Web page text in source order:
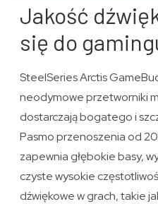
Jakość
się do
SteelSeries Arctis
neodymowe przetworniki
dostarczają bogatego i
Pasmo przenoszenia od
zapewnia głębokie basy,
czyste wysokie
dźwiękowe w grach, takie